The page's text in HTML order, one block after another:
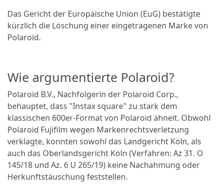
Das Gericht der Europäische Union (EuG) bestätigte
kürzlich die Löschung einer eingetragenen Marke von
Polaroid.
Wie argumentierte Polaroid?
Polaroid B.V., Nachfolgerin der Polaroid Corp.,
behauptet, dass "Instax square" zu stark dem
klassischen 600er-Format von Polaroid ähnelt. Obwohl
Polaroid Fujifilm wegen Markenrechtsverletzung
verklagte, konnten sowohl das Landgericht Köln, als
auch das Oberlandsgericht Köln (Verfahren: Az 31. O
145/18 und Az. 6 U 265/19) keine Nachahmung oder
Herkunftstäuschung feststellen.